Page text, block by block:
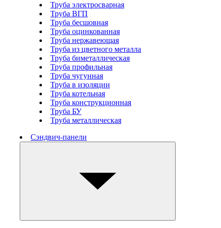
Труба электросварная
Труба ВГП
Труба бесшовная
Труба оцинкованная
Труба нержавеющая
Труба из цветного металла
Труба биметаллическая
Труба профильная
Труба чугунная
Труба в изоляции
Труба котельная
Труба конструкционная
Труба БУ
Труба металлическая
Сэндвич-панели